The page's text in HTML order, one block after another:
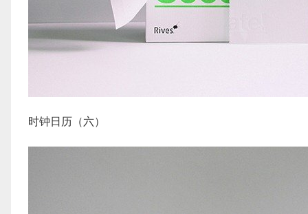
时钟日历（六）